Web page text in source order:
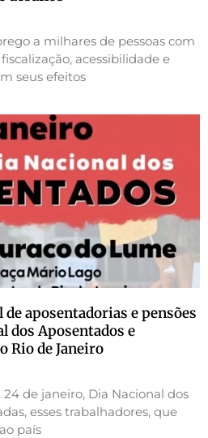
a milhares de pessoas com
acessibilidade e
seus efeitos
aposentadorias e pensões
dos Aposentados e
Rio de Janeiro
de janeiro, Dia Nacional dos
esses trabalhadores, que
país